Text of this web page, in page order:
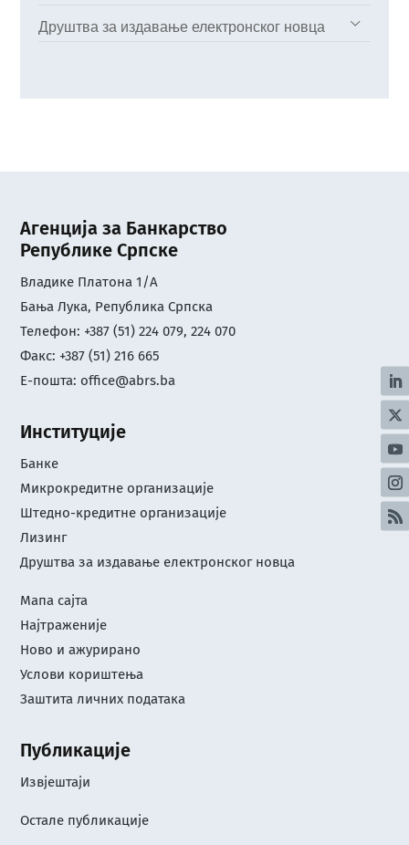
Друштва за издавање електронског новца
Агенција за Банкарство
Републике Српске
Владике Платона 1/А
Бања Лука, Република Српска
Телефон: +387 (51) 224 079, 224 070
Факс: +387 (51) 216 665
Е-пошта: office@abrs.ba
Институције
Банке
Микрокредитне организације
Штедно-кредитне организације
Лизинг
Друштва за издавање електронског новца
Мапа сајта
Најтраженије
Ново и ажурирано
Услови кориштењa
Заштита личних података
Публикације
Извјештаји
Остале публикације